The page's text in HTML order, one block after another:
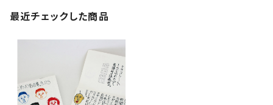
最近チェックした商品